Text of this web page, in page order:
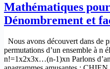
Mathématiques
Dénombrement et
Nous avons découvert dans de
permutations d’un ensemble à n
n!=1x2x3x…(n-1)xn Parlons